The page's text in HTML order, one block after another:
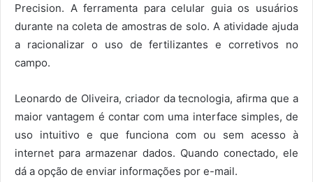
Precision. A ferramenta para celular guia os usuários
durante na coleta de amostras de solo. A atividade ajuda
a racionalizar o uso de fertilizantes e corretivos no
campo.
Leonardo de Oliveira, criador da tecnologia, afirma que a
maior vantagem é contar com uma interface simples, de
uso intuitivo e que funciona com ou sem acesso à
internet para armazenar dados. Quando conectado, ele
dá a opção de enviar informações por e-mail.